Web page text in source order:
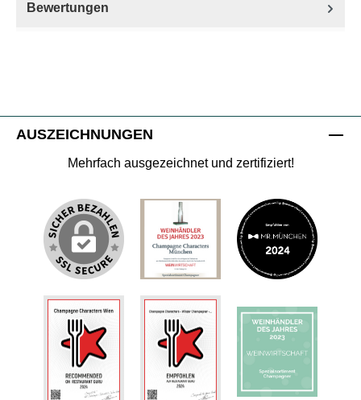
Bewertungen
AUSZEICHNUNGEN
Mehrfach ausgezeichnet und zertifiziert!